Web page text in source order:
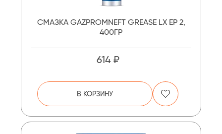
СМАЗКА GAZPROMNEFT GREASE LX EP 2,
400ГР
614 ₽
В КОРЗИНУ